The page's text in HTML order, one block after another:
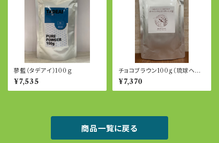
蓼藍（タデアイ）100ｇ
¥7,535
チョコブラウン100g（琉球ヘナ、
琉球藍のミックス）
¥7,370
商品一覧に戻る